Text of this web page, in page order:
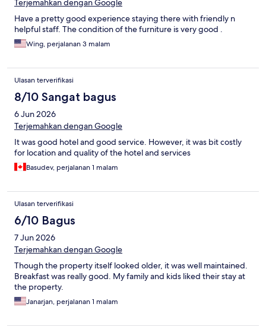
Terjemahkan dengan Google
Have a pretty good experience staying there with friendly n
helpful staff. The condition of the furniture is very good .
Wing, perjalanan 3 malam
Ulasan terverifikasi
8/10 Sangat bagus
6 Jun 2026
Terjemahkan dengan Google
It was good hotel and good service. However, it was bit costly
for location and quality of the hotel and services
Basudev, perjalanan 1 malam
Ulasan terverifikasi
6/10 Bagus
7 Jun 2026
Terjemahkan dengan Google
Though the property itself looked older, it was well maintained.
Breakfast was really good. My family and kids liked their stay at
the property.
Janarjan, perjalanan 1 malam